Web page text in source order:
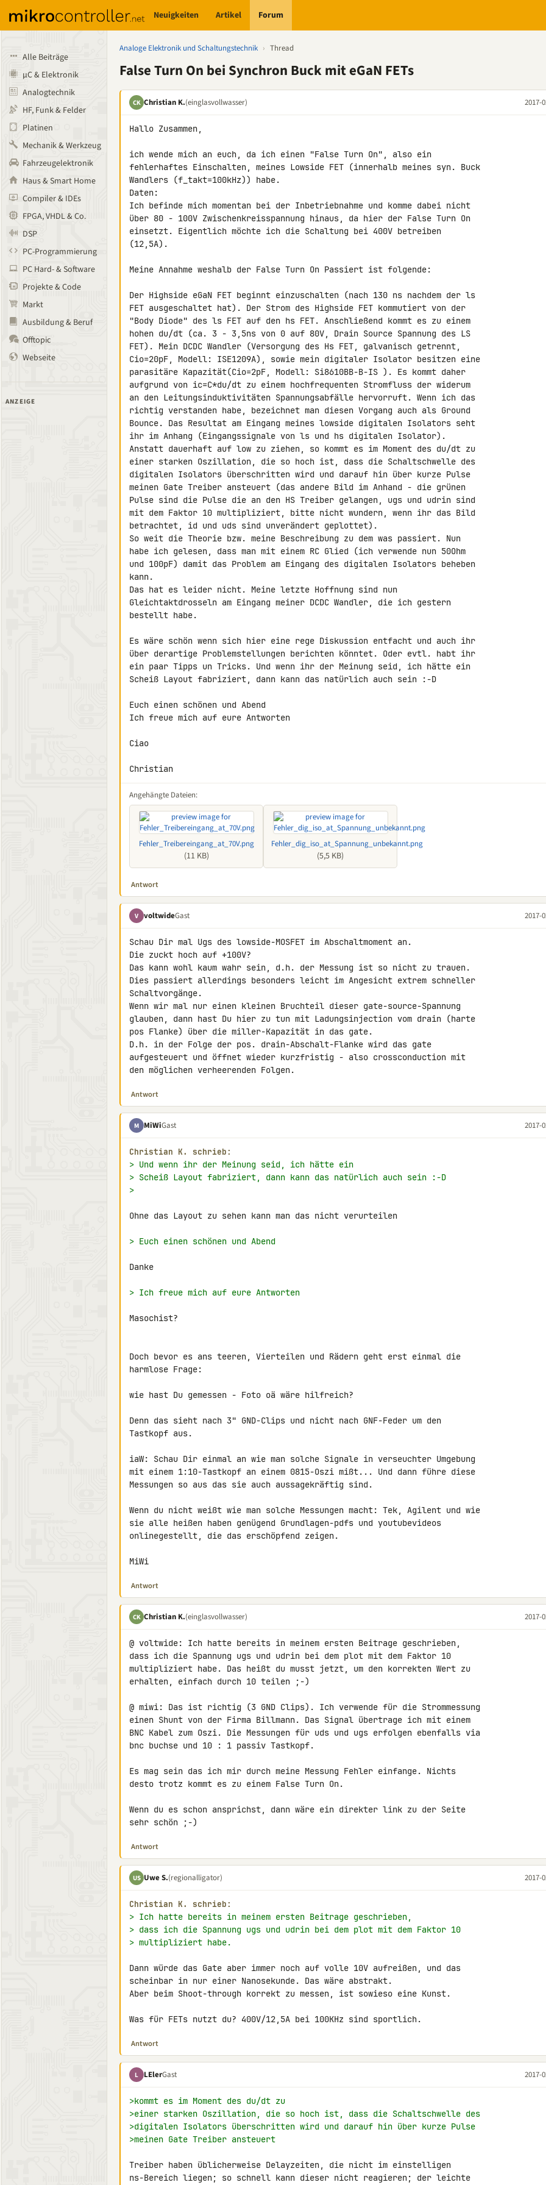
Neuigkeiten Artikel Forum
Alle Beiträge
µC & Elektronik
Analogtechnik
HF, Funk & Felder
Platinen
Mechanik & Werkzeug
Fahrzeugelektronik
Haus & Smart Home
Compiler & IDEs
FPGA, VHDL & Co.
DSP
PC-Programmierung
PC Hard- & Software
Projekte & Code
Markt
Ausbildung & Beruf
Offtopic
Webseite
ANZEIGE
Analoge Elektronik und Schaltungstechnik › Thread
False Turn On bei Synchron Buck mit eGaN FETs
CK Christian K.(einglasvollwasser) 2017-
Hallo Zusammen,
ich wende mich an euch, da ich einen "False Turn On", also ein
fehlerhaftes Einschalten, meines Lowside FET (innerhalb meines syn. Buck
Wandlers (f_takt=100kHz)) habe.
Daten:
Ich befinde mich momentan bei der Inbetriebnahme und komme dabei nicht
über 80 - 100V Zwischenkreisspannung hinaus, da hier der False Turn On
einsetzt. Eigentlich möchte ich die Schaltung bei 400V betreiben
(12,5A).
Meine Annahme weshalb der False Turn On Passiert ist folgende:
Der Highside eGaN FET beginnt einzuschalten (nach 130 ns nachdem der ls
FET ausgeschaltet hat). Der Strom des Highside FET kommutiert von der
"Body Diode" des ls FET auf den hs FET. Anschließend kommt es zu einem
hohen du/dt (ca. 3 - 3,5ns von 0 auf 80V, Drain Source Spannung des LS
FET). Mein DCDC Wandler (Versorgung des Hs FET, galvanisch getrennt,
Cio=20pF, Modell: ISE1209A), sowie mein digitaler Isolator besitzen eine
parasitäre Kapazität(Cio=2pF, Modell: Si8610BB-B-IS ). Es kommt daher
aufgrund von ic=C*du/dt zu einem hochfrequenten Stromfluss der widerum
an den Leitungsinduktivitäten Spannungsabfälle hervorruft. Wenn ich das
richtig verstanden habe, bezeichnet man diesen Vorgang auch als Ground
Bounce. Das Resultat am Eingang meines lowside digitalen Isolators seht
ihr im Anhang (Eingangssignale von ls und hs digitalen Isolator).
Anstatt dauerhaft auf low zu ziehen, so kommt es im Moment des du/dt zu
einer starken Oszillation, die so hoch ist, dass die Schaltschwelle des
digitalen Isolators überschritten wird und darauf hin über kurze Pulse
meinen Gate Treiber ansteuert (das andere Bild im Anhand - die grünen
Pulse sind die Pulse die an den HS Treiber gelangen, ugs und udrin sind
mit dem Faktor 10 multipliziert, bitte nicht wundern, wenn ihr das Bild
betrachtet, id und uds sind unverändert geplottet).
So weit die Theorie bzw. meine Beschreibung zu dem was passiert. Nun
habe ich gelesen, dass man mit einem RC Glied (ich verwende nun 50Ohm
und 100pF) damit das Problem am Eingang des digitalen Isolators beheben
kann.
Das hat es leider nicht. Meine letzte Hoffnung sind nun
Gleichtaktdrosseln am Eingang meiner DCDC Wandler, die ich gestern
bestellt habe.
Es wäre schön wenn sich hier eine rege Diskussion entfacht und auch ihr
über derartige Problemstellungen berichten könntet. Oder evtl. habt ihr
ein paar Tipps un Tricks. Und wenn ihr der Meinung seid, ich hätte ein
Scheiß Layout fabriziert, dann kann das natürlich auch sein :-D
Euch einen schönen und Abend
Ich freue mich auf eure Antworten
Ciao
Christian
Angehängte Dateien:
Fehler_Treibereingang_at_70V.png
(11 KB)
Fehler_dig_iso_at_Spannung_unbekannt.png
(5,5 KB)
Antwort
V voltwideGast 2017-
Schau Dir mal Ugs des lowside-MOSFET im Abschaltmoment an.
Die zuckt hoch auf +100V?
Das kann wohl kaum wahr sein, d.h. der Messung ist so nicht zu trauen.
Dies passiert allerdings besonders leicht im Angesicht extrem schneller
Schaltvorgänge.
Wenn wir mal nur einen kleinen Bruchteil dieser gate-source-Spannung
glauben, dann hast Du hier zu tun mit Ladungsinjection vom drain (harte
pos Flanke) über die miller-Kapazität in das gate.
D.h. in der Folge der pos. drain-Abschalt-Flanke wird das gate
aufgesteuert und öffnet wieder kurzfristig - also crossconduction mit
den möglichen verheerenden Folgen.
Antwort
M MiWiGast 2017-
Christian K. schrieb:
> Und wenn ihr der Meinung seid, ich hätte ein
> Scheiß Layout fabriziert, dann kann das natürlich auch sein :-D
>
Ohne das Layout zu sehen kann man das nicht verurteilen
> Euch einen schönen und Abend
Danke
> Ich freue mich auf eure Antworten
Masochist?
Doch bevor es ans teeren, Vierteilen und Rädern geht erst einmal die
harmlose Frage:
wie hast Du gemessen - Foto oä wäre hilfreich?
Denn das sieht nach 3" GND-Clips und nicht nach GNF-Feder um den
Tastkopf aus.
iaW: Schau Dir einmal an wie man solche Signale in verseuchter Umgebung
mit einem 1:10-Tastkopf an einem 0815-Oszi mißt... Und dann führe diese
Messungen so aus das sie auch aussagekräftig sind.
Wenn du nicht weißt wie man solche Messungen macht: Tek, Agilent und wie
sie alle heißen haben genügend Grundlagen-pdfs und youtubevideos
onlinegestellt, die das erschöpfend zeigen.
MiWi
Antwort
CK Christian K.(einglasvollwasser) 2017-
@ voltwide: Ich hatte bereits in meinem ersten Beitrage geschrieben,
dass ich die Spannung ugs und udrin bei dem plot mit dem Faktor 10
multipliziert habe. Das heißt du musst jetzt, um den korrekten Wert zu
erhalten, einfach durch 10 teilen ;-)
@ miwi: Das ist richtig (3 GND Clips). Ich verwende für die Strommessung
einen Shunt von der Firma Billmann. Das Signal übertrage ich mit einem
BNC Kabel zum Oszi. Die Messungen für uds und ugs erfolgen ebenfalls via
bnc buchse und 10 : 1 passiv Tastkopf.
Es mag sein das ich mir durch meine Messung Fehler einfange. Nichts
desto trotz kommt es zu einem False Turn On.
Wenn du es schon ansprichst, dann wäre ein direkter link zu der Seite
sehr schön ;-)
Antwort
US Uwe S.(regionalligator) 2017-
Christian K. schrieb:
> Ich hatte bereits in meinem ersten Beitrage geschrieben,
> dass ich die Spannung ugs und udrin bei dem plot mit dem Faktor 10
> multipliziert habe.
Dann würde das Gate aber immer noch auf volle 10V aufreißen, und das
scheinbar in nur einer Nanosekunde. Das wäre abstrakt.
Aber beim Shoot-through korrekt zu messen, ist sowieso eine Kunst.
Was für FETs nutzt du? 400V/12,5A bei 100KHz sind sportlich.
Antwort
L LElerGast 2017-
>kommt es im Moment des du/dt zu
>einer starken Oszillation, die so hoch ist, dass die Schaltschwelle des
>digitalen Isolators überschritten wird und darauf hin über kurze Pulse
>meinen Gate Treiber ansteuert
Treiber haben üblicherweise Delayzeiten, die nicht im einstelligen
ns-Bereich liegen; so schnell kann dieser nicht reagieren; der leichte